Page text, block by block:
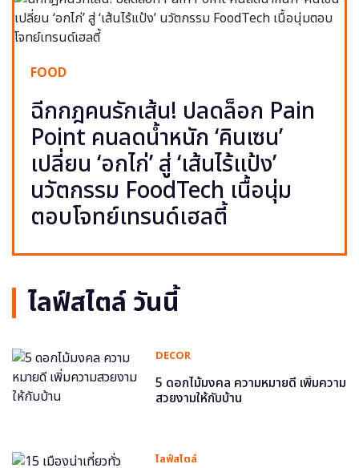
FOOD
ฉีกกฎคนรักเส้น! ปลดล็อก Pain
Point คนลดน้ำหนัก ‘คินเซน’
เปลี่ยน ‘อกไก่’ สู่ ‘เส้นไร้แป้ง’
นวัตกรรม FoodTech เนื้อนุ่ม
ตอบโจทย์เทรนด์เฮลตี้
ไลฟ์สไตล์ วันนี้
DECOR
5 ดอกไม้มงคล ความหมายดี เพิ่มความ
สวยงามให้กับบ้าน
ไลฟ์สไตล์